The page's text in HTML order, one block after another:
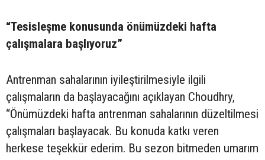
“Tesisleşme konusunda önümüzdeki hafta
çalışmalara başlıyoruz”
Antrenman sahalarının iyileştirilmesiyle ilgili
çalışmaların da başlayacağını açıklayan Choudhry,
“Önümüzdeki hafta antrenman sahalarının düzeltilmesi
çalışmaları başlayacak. Bu konuda katkı veren
herkese teşekkür ederim. Bu sezon bitmeden umarım